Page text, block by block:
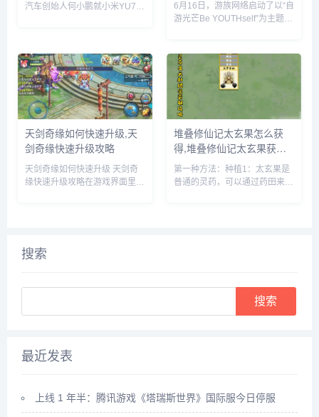
汽车创始人何小鹏就小米YU7的
间进行了多次深入讨论。在交流
过程中，何小鹏对小米YU7的...
6月16日，游族网络启动了以“自
游光芒Be YOUTHself”为主题的
狂欢嘉年华，更集结了旗下产品
为全球玩家带来了庆生版本更新
及包含616...
天剑奇缘如何快速升级,天
剑奇缘快速升级攻略
天剑奇缘如何快速升级 天剑奇
缘快速升级攻略在游戏界面里，
悬赏任务，完成这些任务后，就
可以...
堆叠修仙记太玄果怎么获
得,堆叠修仙记太玄果获得
方法
第一种方法：种植1：太玄果是
普通的灵药，可以通过药田来种
搜索
最近发表
上线 1 年半：腾讯游戏《塔瑞斯世界》国际服今日停服